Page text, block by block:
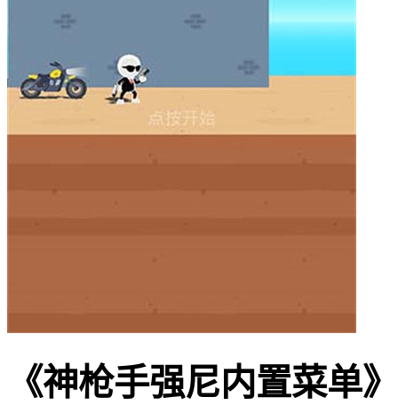
《神枪手强尼内置菜单